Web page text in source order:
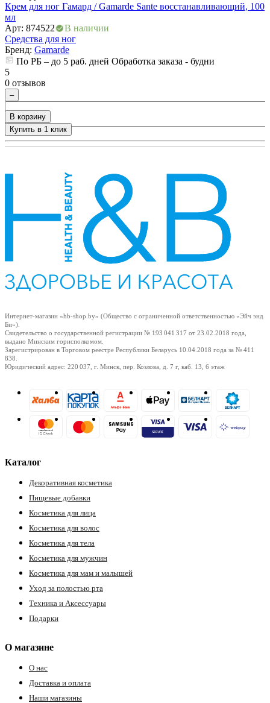
Крем для ног Гамард / Gamarde Sante восстанавливающий, 100
мл
Арт: 874522
В наличии
Средства для ног
Бренд: Gamarde
По РБ – до 5 раб. дней Обработка заказа - будни
5
0 отзывов
–
+
В корзину
Купить в 1 клик
Интернет-магазин «hb-shop.by» (Общество с ограниченной ответственностью «Эйч энд
Би»).
Свидетельство о государственной регистрации № 193 041 317 от 23.02.2018 года,
выдано Минским горисполкомом.
Зарегистрирован в Торговом реестре Республики Беларусь 10.04.2018 года за № 411
838.
Юридический адрес: 220 037, г. Минск, пер. Козлова, д. 7 г, каб. 13, 6 этаж
Каталог
Декоративная косметика
Пищевые добавки
Косметика для лица
Косметика для волос
Косметика для тела
Косметика для мужчин
Косметика для мам и малышей
Уход за полостью рта
Техника и Аксессуары
Подарки
О магазине
О нас
Доставка и оплата
Наши магазины